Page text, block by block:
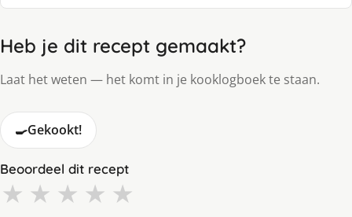
Heb je dit recept gemaakt?
Laat het weten — het komt in je kooklogboek te staan.
🍳Gekookt!
Beoordeel dit recept
★ ★ ★ ★ ★